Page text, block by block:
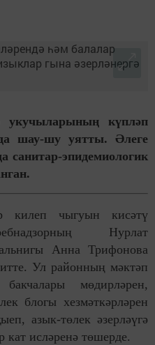
укучыларының күпләп
шау-шу уятты. Әлеге
эпидемиологик
килеп чыгуын кисәтү
Нурлат
Анна Трифонова
Ул районның мәктәп
мөдирләрен,
блогы хезмәткәрләрен
азык-төлек әзерләүгә
кат исләренә төшерде.